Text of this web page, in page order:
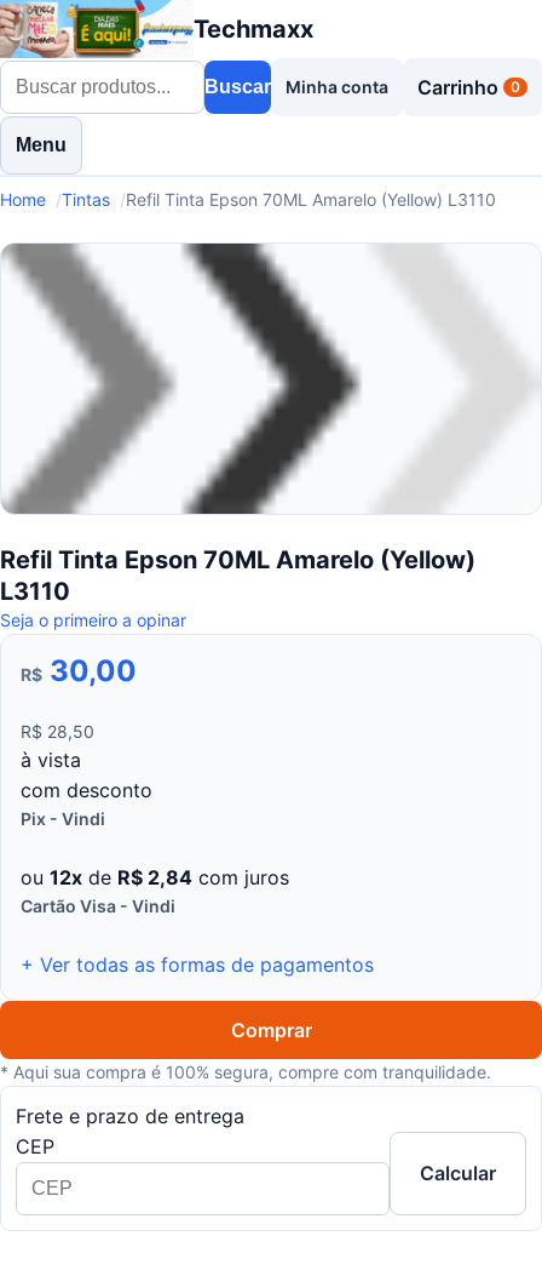
Techmaxx
Buscar Minha conta Carrinho 0
Menu
Home Tintas Refil Tinta Epson 70ML Amarelo (Yellow) L3110
Refil Tinta Epson 70ML Amarelo (Yellow)
L3110
Seja o primeiro a opinar
R$ 30,00
R$ 28,50
à vista
com desconto
Pix - Vindi
ou 12x de R$ 2,84 com juros
Cartão Visa - Vindi
+ Ver todas as formas de pagamentos
Comprar
* Aqui sua compra é 100% segura, compre com tranquilidade.
Frete e prazo de entrega
CEP
Calcular